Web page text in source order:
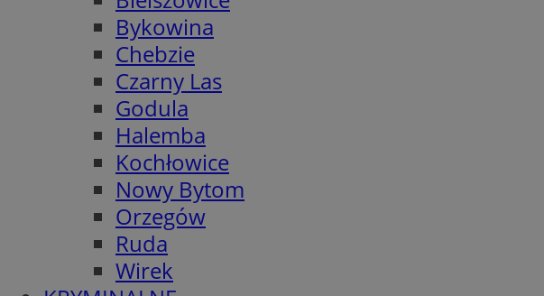
Bykowina
Chebzie
Czarny Las
Godula
Halemba
Kochłowice
Nowy Bytom
Orzegów
Ruda
Wirek